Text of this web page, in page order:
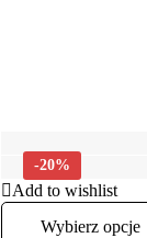
-20%
Add to wishlist
Wybierz opcje